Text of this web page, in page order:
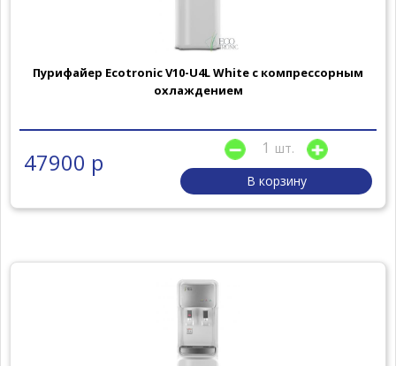
Пурифайер Ecotronic V10-U4L White с компрессорным
охлаждением
47900 р
шт.
В корзину